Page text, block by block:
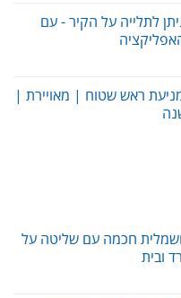
לתלייה על הקיר - עם
ראש שטוח | מאויירת |
חכמה עם שליטה על
ובית